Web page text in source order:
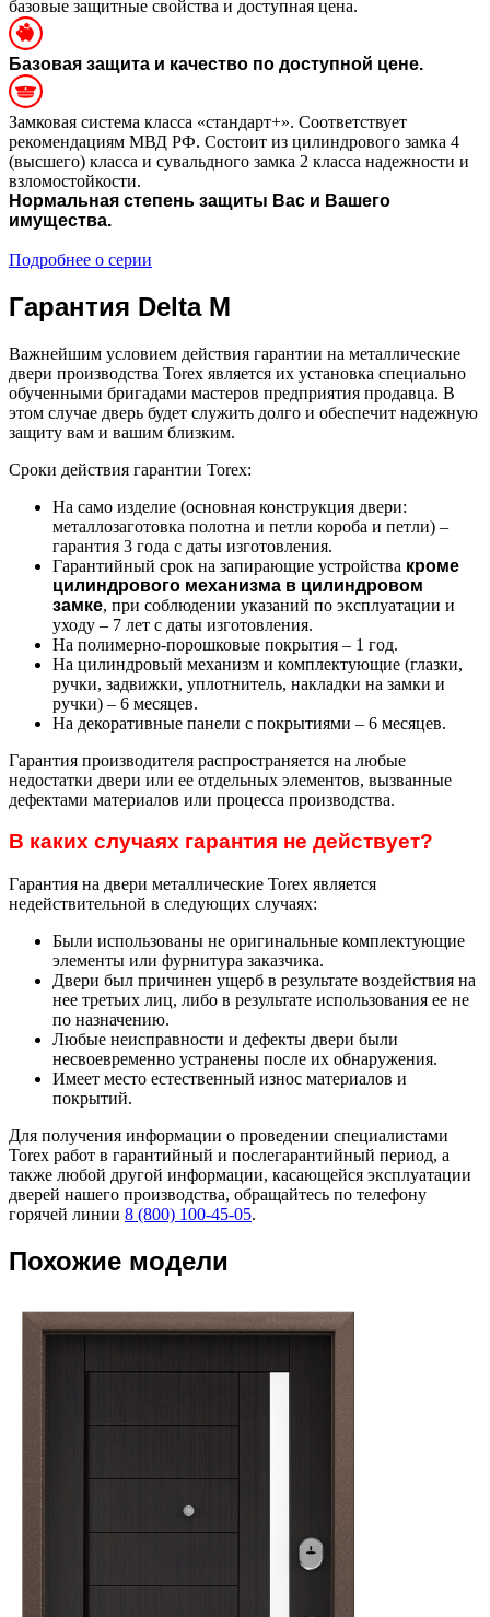
базовые защитные свойства и доступная цена.
Базовая защита и качество по доступной цене.
Замковая система класса «стандарт+». Соответствует
рекомендациям МВД РФ. Состоит из цилиндрового замка 4
(высшего) класса и сувальдного замка 2 класса надежности и
взломостойкости.
Нормальная степень защиты Вас и Вашего
имущества.
Подробнее о серии
Гарантия Delta M
Важнейшим условием действия гарантии на металлические
двери производства Torex является их установка специально
обученными бригадами мастеров предприятия продавца. В
этом случае дверь будет служить долго и обеспечит надежную
защиту вам и вашим близким.
Сроки действия гарантии Torex:
На само изделие (основная конструкция двери:
металлозаготовка полотна и петли короба и петли) –
гарантия 3 года с даты изготовления.
Гарантийный срок на запирающие устройства кроме
цилиндрового механизма в цилиндровом
замке, при соблюдении указаний по эксплуатации и
уходу – 7 лет с даты изготовления.
На полимерно-порошковые покрытия – 1 год.
На цилиндровый механизм и комплектующие (глазки,
ручки, задвижки, уплотнитель, накладки на замки и
ручки) – 6 месяцев.
На декоративные панели с покрытиями – 6 месяцев.
Гарантия производителя распространяется на любые
недостатки двери или ее отдельных элементов, вызванные
дефектами материалов или процесса производства.
В каких случаях гарантия не действует?
Гарантия на двери металлические Torex является
недействительной в следующих случаях:
Были использованы не оригинальные комплектующие
элементы или фурнитура заказчика.
Двери был причинен ущерб в результате воздействия на
нее третьих лиц, либо в результате использования ее не
по назначению.
Любые неисправности и дефекты двери были
несвоевременно устранены после их обнаружения.
Имеет место естественный износ материалов и
покрытий.
Для получения информации о проведении специалистами
Torex работ в гарантийный и послегарантийный период, а
также любой другой информации, касающейся эксплуатации
дверей нашего производства, обращайтесь по телефону
горячей линии 8 (800) 100-45-05.
Похожие модели